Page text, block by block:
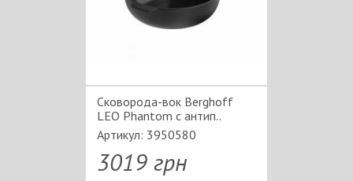
Сковорода-вок Berghoff
LEO Phantom c антип..
Артикул: 3950580
3019 грн